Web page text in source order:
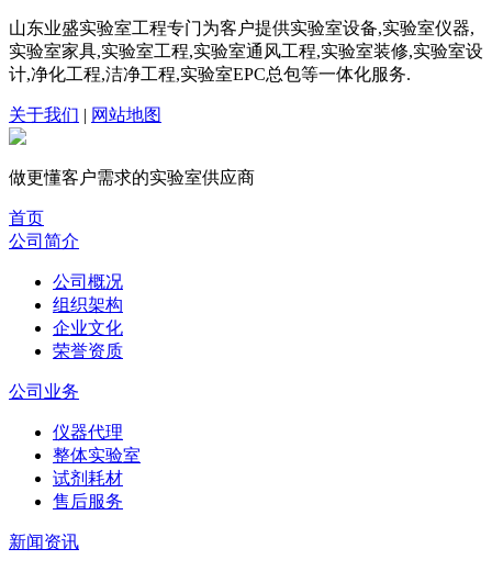
山东业盛实验室工程专门为客户提供实验室设备,实验室仪器,
实验室家具,实验室工程,实验室通风工程,实验室装修,实验室设
计,净化工程,洁净工程,实验室EPC总包等一体化服务.
关于我们 | 网站地图
做更懂客户需求的实验室供应商
首页
公司简介
公司概况
组织架构
企业文化
荣誉资质
公司业务
仪器代理
整体实验室
试剂耗材
售后服务
新闻资讯